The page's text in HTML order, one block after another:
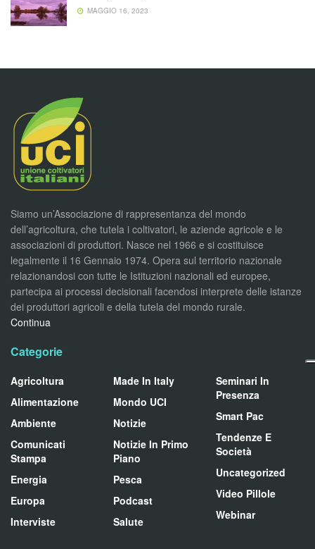
MAGGIO 16, 2023
Siamo un’Associazione di rappresentanza del mondo
dell’agricoltura, che tutela i coltivatori, le aziende agricole e le
associazioni di produttori. Nasce nel 1966 e si costituisce
legalmente il 16 Gennaio 1974. Opera sul territorio nazionale
relazionandosi con tutte le Istituzioni nazionali ed europee,
partecipa ai processi decisionali facendosi interprete delle istanze
dei produttori agricoli e della tutela del mondo rurale.
Continua
Categorie
Agricoltura
Alimentazione
Ambiente
Comunicati
Stampa
Energia
Europa
Interviste
Made In Italy
Mondo UCI
Notizie
Notizie In Primo
Piano
Pesca
Podcast
Salute
Seminari In
Presenza
Smart Pac
Tendenze E
Società
Uncategorized
Video Pillole
Webinar